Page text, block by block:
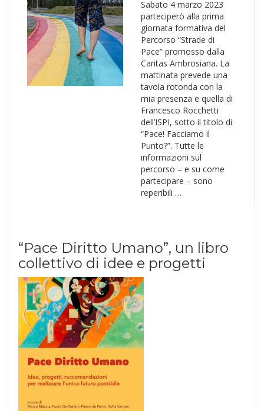
Sabato 4 marzo 2023
parteciperò alla prima
giornata formativa del
Percorso “Strade di
Pace” promosso dalla
Caritas Ambrosiana. La
mattinata prevede una
tavola rotonda con la
mia presenza e quella di
Francesco Rocchetti
dell’ISPI, sotto il titolo di
“Pace! Facciamo il
Punto?”. Tutte le
informazioni sul
percorso – e su come
partecipare – sono
reperibili …
“Pace Diritto Umano”, un libro
collettivo di idee e progetti